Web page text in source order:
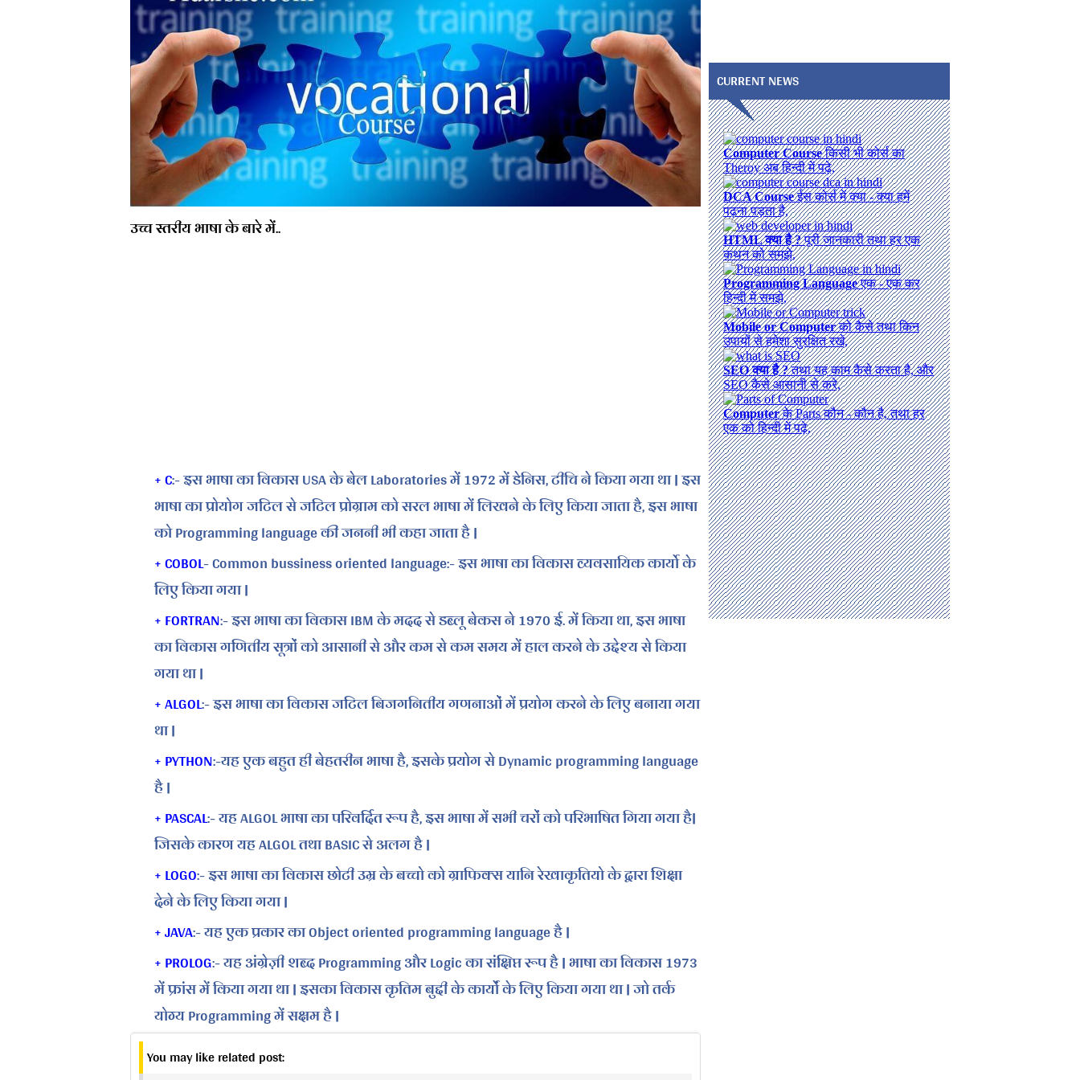
उच्च स्तरीय भाषा के बारे में..
+ C:- इस भाषा का विकास USA के बेल Laboratories में 1972 में डेनिस, टीचि ने किया गया था | इस
भाषा का प्रोयोग जटिल से जटिल प्रोग्राम को सरल भाषा में लिखने के लिए किया जाता है, इस भाषा
को Programming language की जननी भी कहा जाता है |
+ COBOL- Common bussiness oriented language:- इस भाषा का विकास व्यवसायिक कार्यो के
लिए किया गया |
+ FORTRAN:- इस भाषा का विकास IBM के मदद से डब्लू बेकस ने 1970 ई. में किया था, इस भाषा
का विकास गणितीय सूत्रों को आसानी से और कम से कम समय में हाल करने के उद्देश्य से किया
गया था |
+ ALGOL:- इस भाषा का विकास जटिल बिजगनितीय गणनाओं में प्रयोग करने के लिए बनाया गया
था |
+ PYTHON:-यह एक बहुत ही बेहतरीन भाषा है, इसके प्रयोग से Dynamic programming language
है |
+ PASCAL:- यह ALGOL भाषा का परिवर्दित रूप है, इस भाषा में सभी चरों को परिभाषित गिया गया है|
जिसके कारण यह ALGOL तथा BASIC से अलग है |
+ LOGO:- इस भाषा का विकास छोटी उम्र के बच्चो को ग्राफिक्स यानि रेखाकृतियो के द्वारा शिक्षा
देने के लिए किया गया |
+ JAVA:- यह एक प्रकार का Object oriented programming language है |
+ PROLOG:- यह अंग्रेज़ी शब्द Programming और Logic का संक्षिप्त रूप है | भाषा का विकास 1973
में फ्रांस में किया गया था | इसका विकास कृतिम बुद्दी के कार्यों के लिए किया गया था | जो तर्क
योग्य Programming में सक्षम है |
You may like related post:
CURRENT NEWS